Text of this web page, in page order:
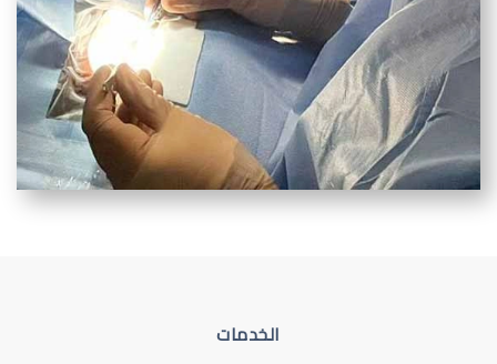
الخدمات